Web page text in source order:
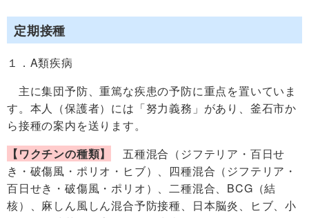
定期接種
１．A類疾病
主に集団予防、重篤な疾患の予防に重点を置いていま
す。本人（保護者）には「努力義務」があり、釜石市か
ら接種の案内を送ります。
【ワクチンの種類】
五種混合（ジフテリア・百日せ
き・破傷風・ポリオ・ヒブ）、四種混合（ジフテリア・
百日せき・破傷風・ポリオ）、二種混合、BCG（結
核）、麻しん風しん混合予防接種、 日本脳炎、ヒブ、小